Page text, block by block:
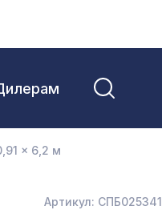
x 6,2 м
Артикул: СПБ025341